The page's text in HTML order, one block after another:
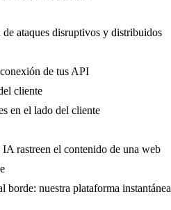
ataques disruptivos y distribuidos
de tus API
cliente
en el lado del cliente
rastreen el contenido de una web
borde: nuestra plataforma